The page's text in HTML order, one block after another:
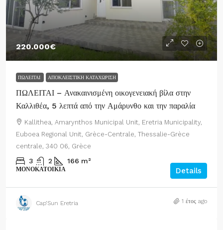
220.000€
ΠΩΛΕΊΤΑΙ ΑΠΟΚΛΕΙΣΤΙΚΉ ΚΑΤΑΧΏΡΙΣΗ
ΠΩΛΕΙΤΑΙ – Ανακαινισμένη οικογενειακή βίλα στην
Καλλιθέα, 5 λεπτά από την Αμάρυνθο και την παραλία
Kallithea, Amarynthos Municipal Unit, Eretria Municipality,
Euboea Regional Unit, Grèce-Centrale, Thessalie-Grèce
centrale, 340 06, Grèce
3 2 166 m²
ΜΟΝΟΚΑΤΟΙΚΊΑ Details
Cap’Sun Eretria 1 έτος ago